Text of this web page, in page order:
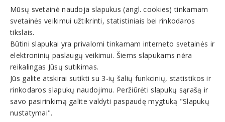
(nuo
2010-
10-
07)
© INFOMINTA, UAB. Visos teisės saugomos. Telefonas+370
6900 1551. El. paštasinfo@1551.info
Pagrindinis
Tikslinti duomenis
Transportas
El. parduotuvės
Pagalba
Mūsų svetainė naudoja slapukus (angl. cookies) tinkamam
svetainės veikimui užtikrinti, statistiniais bei rinkodaros
tikslais.
Būtini slapukai yra privalomi tinkamam interneto svetainės ir
elektroninių paslaugų veikimui. Šiems slapukams nėra
reikalingas Jūsų sutikimas.
Jūs galite atskirai sutikti su 3-ių šalių funkcinių, statistikos ir
rinkodaros slapukų naudojimu. Peržiūrėti slapukų sąrašą ir
savo pasirinkimą galite valdyti paspaudę mygtuką "Slapukų
nustatymai".